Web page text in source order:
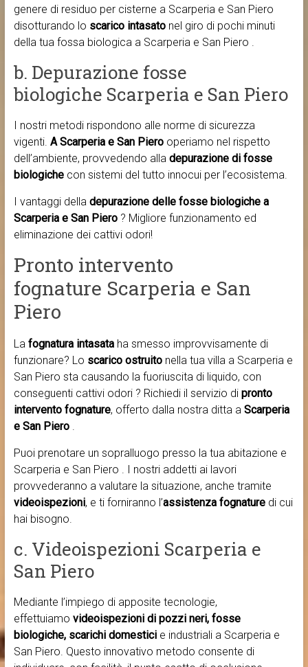
genere di residuo per cisterne a Scarperia e San Piero
disotturando lo scarico intasatonel giro di pochi minuti
della tua fossa biologica a Scarperia e San Piero .
b. Depurazione fosse
biologiche Scarperia e San Piero
I nostri metodi rispondono alle norme di sicurezza
vigenti. A Scarperia e San Piero operiamo nel rispetto
dell’ambiente, provvedendo alla depurazione di fosse
biologichecon sistemi del tutto innocui per l’ecosistema.
I vantaggi della depurazione delle fosse biologiche a
Scarperia e San Piero ? Migliore funzionamento ed
eliminazione dei cattivi odori!
Pronto intervento
fognature Scarperia e San
Piero
La fognatura intasataha smesso improvvisamente di
funzionare? Lo scarico ostruitonella tua villa a Scarperia e
San Piero sta causando la fuoriuscita di liquido, con
conseguenti cattivi odori ? Richiedi il servizio di pronto
intervento fognature, offerto dalla nostra ditta a Scarperia
e San Piero .
Puoi prenotare un sopralluogo presso la tua abitazione e
Scarperia e San Piero . I nostri addetti ai lavori
provvederanno a valutare la situazione, anche tramite
videoispezioni, e ti forniranno l’assistenza fognaturedi cui
hai bisogno.
c. Videoispezioni Scarperia e
San Piero
Mediante l’impiego di apposite tecnologie,
effettuiamo videoispezioni di pozzi neri, fosse
biologiche, scarichi domesticie industriali a Scarperia e
San Piero. Questo innovativo metodo consente di